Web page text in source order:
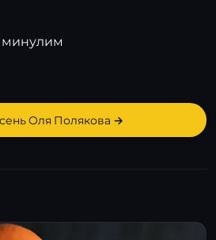
минулим
Оля Полякова →